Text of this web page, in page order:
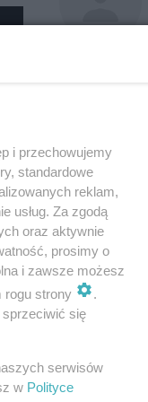
Rozmaitości
Wypadki
i przechowujemy
standardowe
reklam,
usług. Za zgodą
oraz aktywnie
prosimy o
i zawsze możesz
rogu strony
.
się
serwisów
w Polityce